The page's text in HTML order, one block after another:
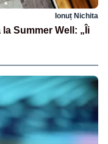
Ionuț Nichita
Summer Well: „Îi